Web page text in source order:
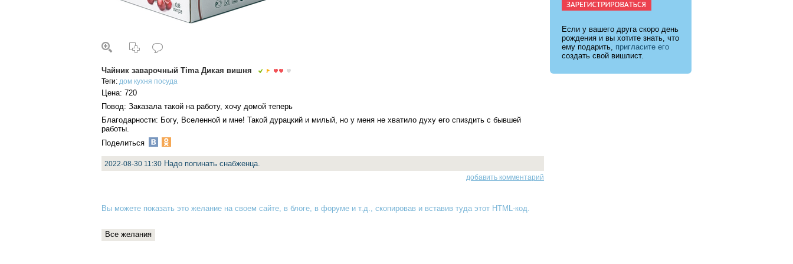
Чайник заварочный Tima Дикая вишня
Теги: дом кухня посуда
Цена: 720
Повод: Заказала такой на работу, хочу домой теперь
Благодарности: Богу, Вселенной и мне! Такой дурацкий и милый, но у меня не хватило духу его спиздить с бывшей
работы.
Поделиться
2022-08-30 11:30 Надо попинать снабженца.
добавить комментарий
Вы можете показать это желание на своем сайте, в блоге, в форуме и т.д., скопировав и вставив туда этот HTML-код.
Все желания
Если у вашего друга скоро день
рождения и вы хотите знать, что
ему подарить, пригласите его
создать свой вишлист.